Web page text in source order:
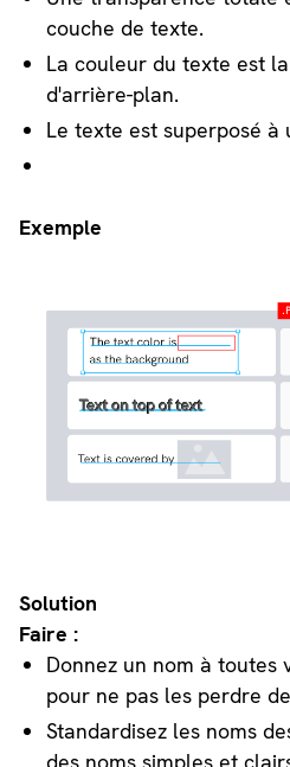
couche de texte.
La couleur du texte est
d'arrière-plan.
Le texte est superposé à
Exemple
Solution
Faire :
Donnez un nom à toutes
pour ne pas les perdre
Standardisez les noms